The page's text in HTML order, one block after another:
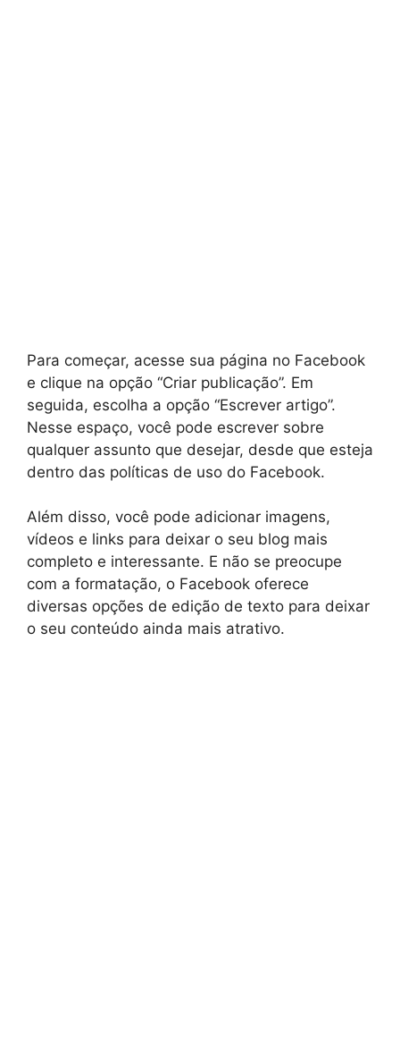
Para começar, acesse sua página no Facebook
e clique na opção “Criar publicação”. Em
seguida, escolha a opção “Escrever artigo”.
Nesse espaço, você pode escrever sobre
qualquer assunto que desejar, desde que esteja
dentro das políticas de uso do Facebook.
Além disso, você pode adicionar imagens,
vídeos e links para deixar o seu blog mais
completo e interessante. E não se preocupe
com a formatação, o Facebook oferece
diversas opções de edição de texto para deixar
o seu conteúdo ainda mais atrativo.